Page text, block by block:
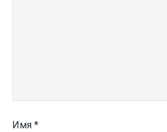
Имя *